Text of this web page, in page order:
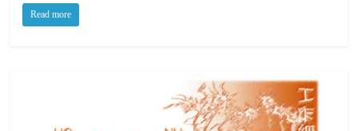
Read more